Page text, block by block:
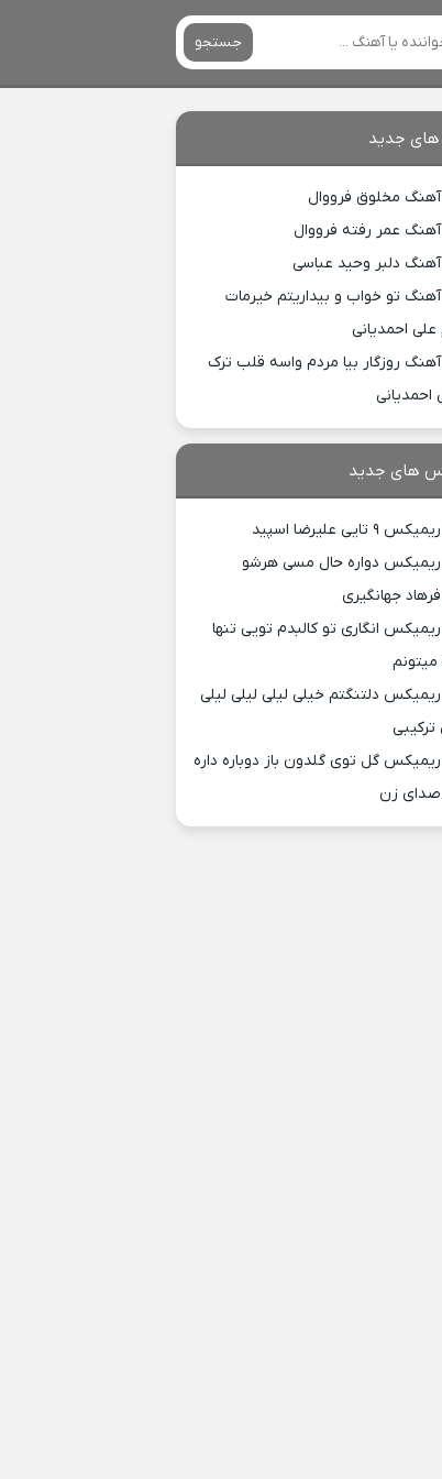
جستجو
جدید
آهنگ مخلوق فرووال
آهنگ عمر رفته فرووال
آهنگ دلبر وحید عباسی
آهنگ تو خواب و بیداریتم خیرمات
احمدیانی
آهنگ روزگار بیا مردم واسه قلب ترک
احمدیانی
های جدید
تایی علیرضا اسپید
ریمیکس دواره حال مسی هرشو
جهانگیری
ریمیکس انگاری تو کالبدم تویی تنها
ریمیکس دلتنگتم خیلی لیلی لیلی لیلی
ریمیکس گل توی گلدون باز دوباره داره
زن